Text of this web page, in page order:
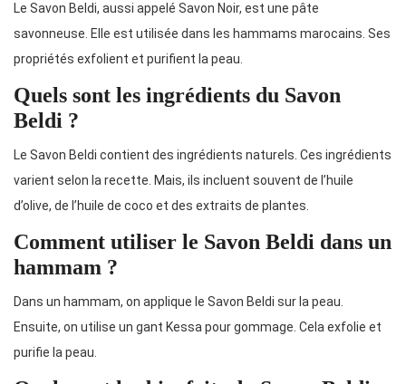
Le Savon Beldi, aussi appelé Savon Noir, est une pâte
savonneuse. Elle est utilisée dans les hammams marocains. Ses
propriétés exfolient et purifient la peau.
Quels sont les ingrédients du Savon
Beldi ?
Le Savon Beldi contient des ingrédients naturels. Ces ingrédients
varient selon la recette. Mais, ils incluent souvent de l’huile
d’olive, de l’huile de coco et des extraits de plantes.
Comment utiliser le Savon Beldi dans un
hammam ?
Dans un hammam, on applique le Savon Beldi sur la peau.
Ensuite, on utilise un gant Kessa pour gommage. Cela exfolie et
purifie la peau.